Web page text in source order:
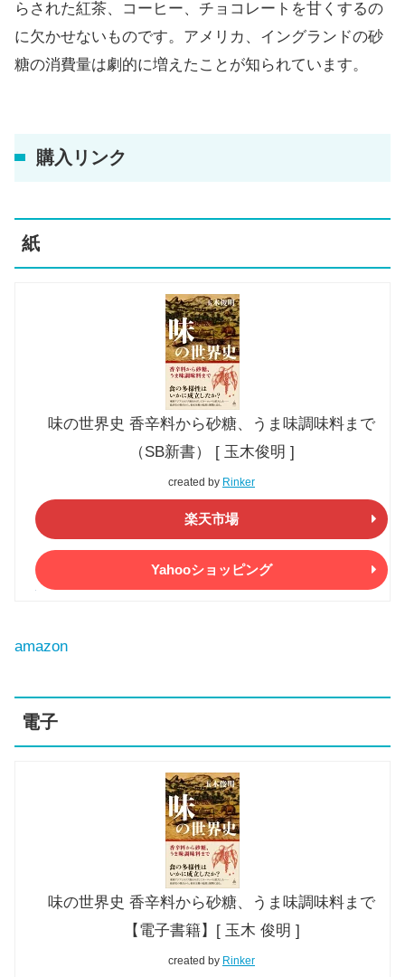
らされた紅茶、コーヒー、チョコレートを甘くするの
に欠かせないものです。アメリカ、イングランドの砂
糖の消費量は劇的に増えたことが知られています。
購入リンク
紙
味の世界史 香辛料から砂糖、うま味調味料まで
（SB新書） [ 玉木俊明 ]
created by Rinker
楽天市場
Yahooショッピング
amazon
電子
味の世界史 香辛料から砂糖、うま味調味料まで
【電子書籍】[ 玉木 俊明 ]
created by Rinker